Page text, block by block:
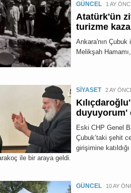
GÜNCEL 1 AY
Atatürk'ün
turizme
Ankara'nın Çubuk
Melikşah
SİYASET 2 AY
duyuyorum'
Eski CHP Genel
Çubuk’taki şehit
girişimine
ile bir araya geldi.
GÜNCEL 10 AY